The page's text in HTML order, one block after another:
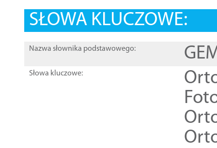
SŁOWA KLUCZOWE:
Nazwa słownika podstawowego:
Słowa kluczowe: